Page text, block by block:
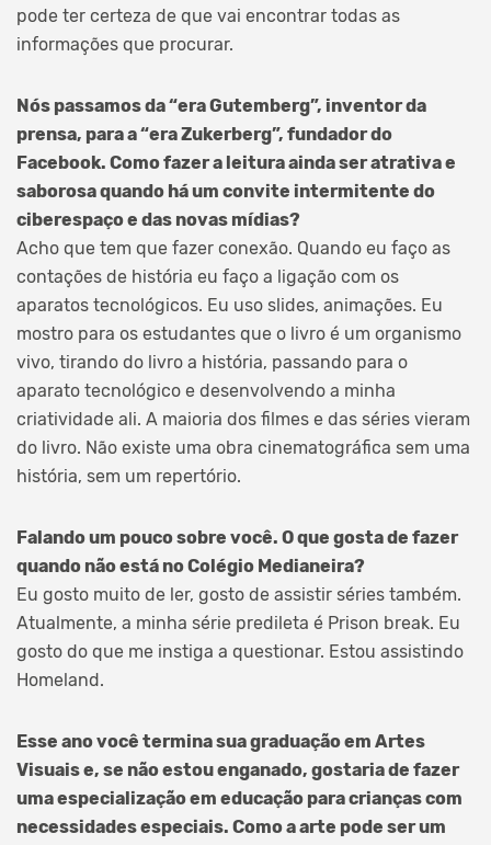
pode ter certeza de que vai encontrar todas as
informações que procurar.
Nós passamos da “era Gutemberg”, inventor da
prensa, para a “era Zukerberg”, fundador do
Facebook. Como fazer a leitura ainda ser atrativa e
saborosa quando há um convite intermitente do
ciberespaço e das novas mídias?
Acho que tem que fazer conexão. Quando eu faço as
contações de história eu faço a ligação com os
aparatos tecnológicos. Eu uso slides, animações. Eu
mostro para os estudantes que o livro é um organismo
vivo, tirando do livro a história, passando para o
aparato tecnológico e desenvolvendo a minha
criatividade ali. A maioria dos filmes e das séries vieram
do livro. Não existe uma obra cinematográfica sem uma
história, sem um repertório.
Falando um pouco sobre você. O que gosta de fazer
quando não está no Colégio Medianeira?
Eu gosto muito de ler, gosto de assistir séries também.
Atualmente, a minha série predileta é Prison break. Eu
gosto do que me instiga a questionar. Estou assistindo
Homeland.
Esse ano você termina sua graduação em Artes
Visuais e, se não estou enganado, gostaria de fazer
uma especialização em educação para crianças com
necessidades especiais. Como a arte pode ser um